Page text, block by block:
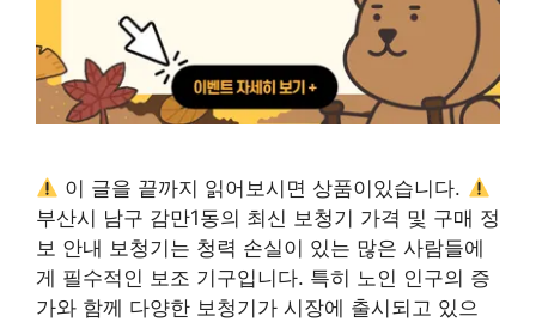
이 글을 끝까지 읽어보시면 상품이있습니다.
부산시 남구 감만1동의 최신 보청기 가격 및 구매 정
보 안내 보청기는 청력 손실이 있는 많은 사람들에
게 필수적인 보조 기구입니다. 특히 노인 인구의 증
가와 함께 다양한 보청기가 시장에 출시되고 있으